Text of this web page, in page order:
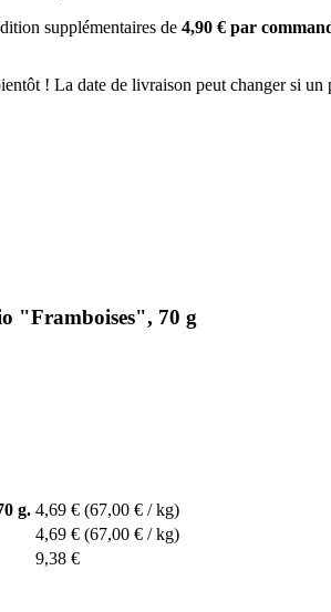
supplémentaires de 4,90 € par
! La date de livraison peut changer si un
"Framboises", 70 g
g. 4,69 € (67,00 € / kg)
4,69 € (67,00 € / kg)
9,38 €